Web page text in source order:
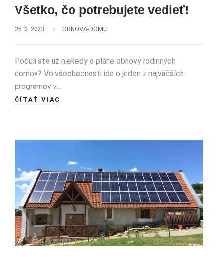
Všetko, čo potrebujete vedieť!
25. 3. 2023 OBNOVA-DOMU
Počuli ste už niekedy o pláne obnovy rodinných
domov? Vo všeobecnosti ide o jeden z najväčších
programov v…
ČÍTAŤ VIAC